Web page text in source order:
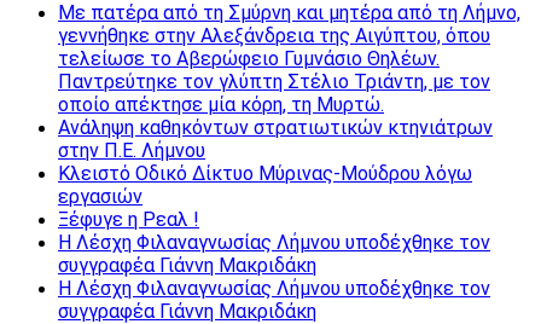
Με πατέρα από τη Σμύρνη και μητέρα από τη Λήμνο,
γεννήθηκε στην Αλεξάνδρεια της Αιγύπτου, όπου
τελείωσε το Αβερώφειο Γυμνάσιο Θηλέων.
Παντρεύτηκε τον γλύπτη Στέλιο Τριάντη, με τον
οποίο απέκτησε μία κόρη, τη Μυρτώ.
Ανάληψη καθηκόντων στρατιωτικών κτηνιάτρων
στην Π.Ε. Λήμνου
Κλειστό Οδικό Δίκτυο Μύρινας-Μούδρου λόγω
εργασιών
Ξέφυγε η Ρεαλ !
Η Λέσχη Φιλαναγνωσίας Λήμνου υποδέχθηκε τον
συγγραφέα Γιάννη Μακριδάκη
Η Λέσχη Φιλαναγνωσίας Λήμνου υποδέχθηκε τον
συγγραφέα Γιάννη Μακριδάκη